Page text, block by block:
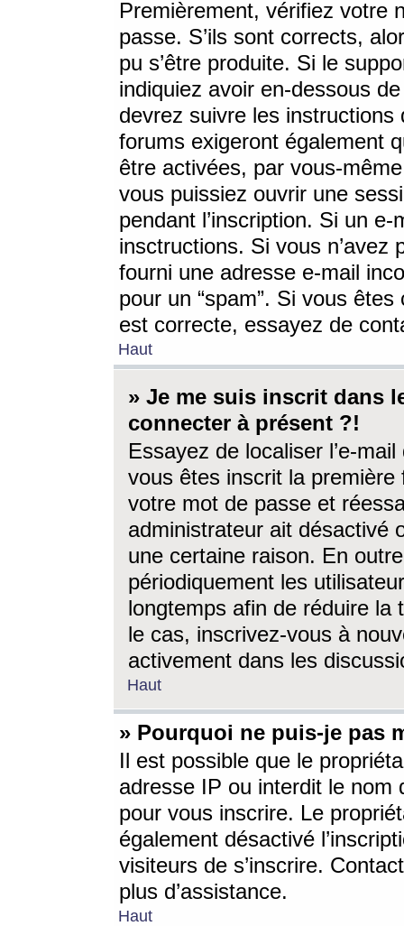
Premièrement, vérifiez votre
passe. S’ils sont corrects,
pu s’être produite. Si le
indiquiez avoir en-dessous
devrez suivre les
forums exigeront également
être activées, par vous-
vous puissiez ouvrir une
pendant l’inscription. Si un
insctructions. Si vous n’avez
fourni une adresse e-mail
pour un “spam”. Si vous
est correcte, essayez de
Haut
» Je me suis inscrit dans
connecter à présent ?!
Essayez de localiser l’e-
vous êtes inscrit la première
votre mot de passe et
administrateur ait désactivé
une certaine raison. En
périodiquement les
longtemps afin de réduire la
le cas, inscrivez-vous à
activement dans les
Haut
» Pourquoi ne puis-je pas
Il est possible que le
adresse IP ou interdit le nom
pour vous inscrire. Le
également désactivé
visiteurs de s’inscrire.
plus d’assistance.
Haut